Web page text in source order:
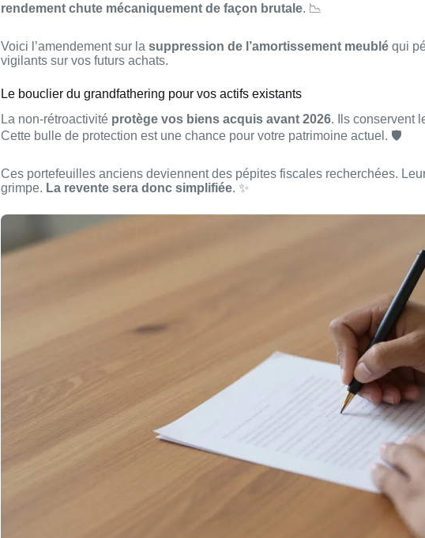
rendement chute mécaniquement de façon brutale. 📉
Voici l’amendement sur la suppression de l’amortissement meublé qui
vigilants sur vos futurs achats.
Le bouclier du grandfathering pour vos actifs existants
La non-rétroactivité protège vos biens acquis avant 2026. Ils conservent
Cette bulle de protection est une chance pour votre patrimoine actuel. 🛡️
Ces portefeuilles anciens deviennent des pépites fiscales recherchées.
grimpe. La revente sera donc simplifiée. ✨